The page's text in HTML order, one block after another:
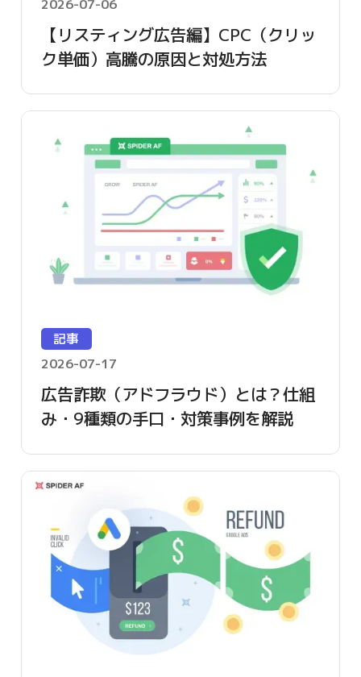
2026-07-06
【リスティング広告編】CPC（クリッ
ク単価）高騰の原因と対処方法
記事
2026-07-17
広告詐欺（アドフラウド）とは？仕組
み・9種類の手口・対策事例を解説